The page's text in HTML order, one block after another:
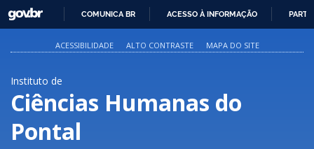
PARA
O
GOVBR
COMUNICA BR ACESSO À INFORMAÇÃO
ACESSIBILIDADE ALTO CONTRASTE MAPA DO SITE
Instituto de
Ciências Humanas do
Pontal